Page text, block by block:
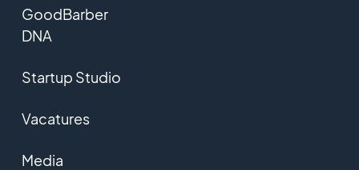
GoodBarber
DNA
Startup Studio
Vacatures
Media